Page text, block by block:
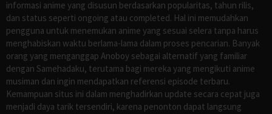
informasi anime yang disusun berdasarkan popularitas, tahun rilis,
dan status seperti ongoing atau completed. Hal ini memudahkan
pengguna untuk menemukan anime yang sesuai selera tanpa harus
menghabiskan waktu berlama-lama dalam proses pencarian. Banyak
orang yang menganggap Anoboy sebagai alternatif yang familiar
dengan Samehadaku, terutama bagi mereka yang mengikuti anime
musiman dan ingin mendapatkan referensi episode terbaru.
Kemampuan situs ini dalam menghadirkan update secara cepat juga
menjadi daya tarik tersendiri, karena penonton dapat langsung